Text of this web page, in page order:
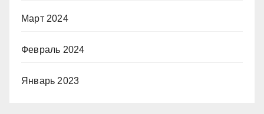
Март 2024
Февраль 2024
Январь 2023